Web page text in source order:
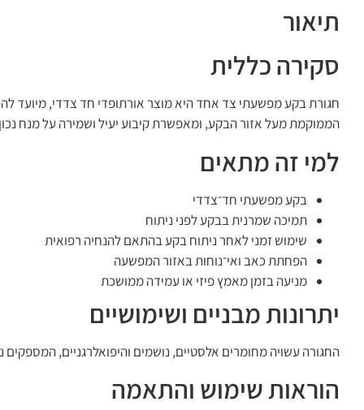
תיאור
סקירה כללית
הממוקמת מעל אזור הבקע, ומאפשרת קיבוע יעיל ושמירה על מנח
למי זה מתאים
בקע מפשעתי חד־צדדי
תמיכה שמרנית בבקע לפני ניתוח
שימוש זמני לאחר ניתוח בקע בהתאם להנחיה רפואית
הפחתת כאב ואי־נוחות באזור המפשעה
מניעה בזמן מאמץ פיזי או עמידה ממושכת
יתרונות מבניים ושימושיים
החגורה עשויה מחומרים אלסטיים, נושמים והיפואלרגניים,
הוראות שימוש והתאמה